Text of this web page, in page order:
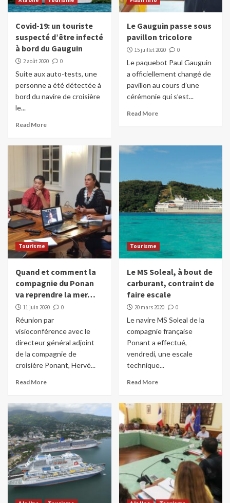
Covid-19: un touriste
suspecté d’être infecté
à bord du Gauguin
2 août 2020 0
Suite aux auto-tests, une
personne a été détectée à
bord du navire de croisière
le...
Read More
Le Gauguin passe sous
pavillon tricolore
15 juillet 2020 0
Le paquebot Paul Gauguin
a officiellement changé de
pavillon au cours d’une
cérémonie qui s’est...
Read More
Tourisme
Quand et comment la
compagnie du Ponan
va reprendre la mer…
11 juin 2020 0
Réunion par
visioconférence avec le
directeur général adjoint
de la compagnie de
croisière Ponant, Hervé...
Read More
Tourisme
Le MS Soleal, à bout de
carburant, contraint de
faire escale
20 mars 2020 0
Le navire MS Soleal de la
compagnie française
Ponant a effectué,
vendredi, une escale
technique...
Read More